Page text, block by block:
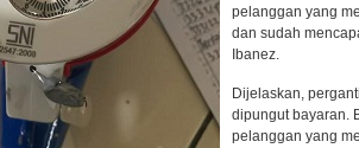
pelanggan yang
dan sudah
Ibanez.
Dijelaskan,
dipungut bayaran.
pelanggan yang